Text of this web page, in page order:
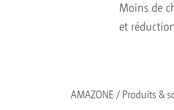
Moins de
et
AMAZONE Produits &